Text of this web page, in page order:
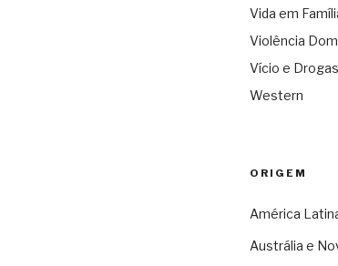
Vida em
Violência
Vício e Drogas
Western
ORIGEM
América
Austrália e